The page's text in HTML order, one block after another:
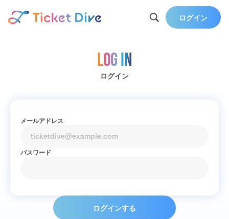
ログイン
Log in
ログイン
メールアドレス
パスワード
ログインする